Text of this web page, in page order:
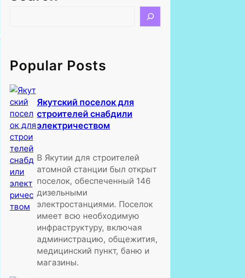
c
h
Popular Posts
Якутский поселок для
строителей снабдили
электричеством
В Якутии для строителей
атомной станции был открыт
поселок, обеспеченный 146
дизельными
электростанциями. Поселок
имеет всю необходимую
инфраструктуру, включая
администрацию, общежития,
медицинский пункт, баню и
магазины.